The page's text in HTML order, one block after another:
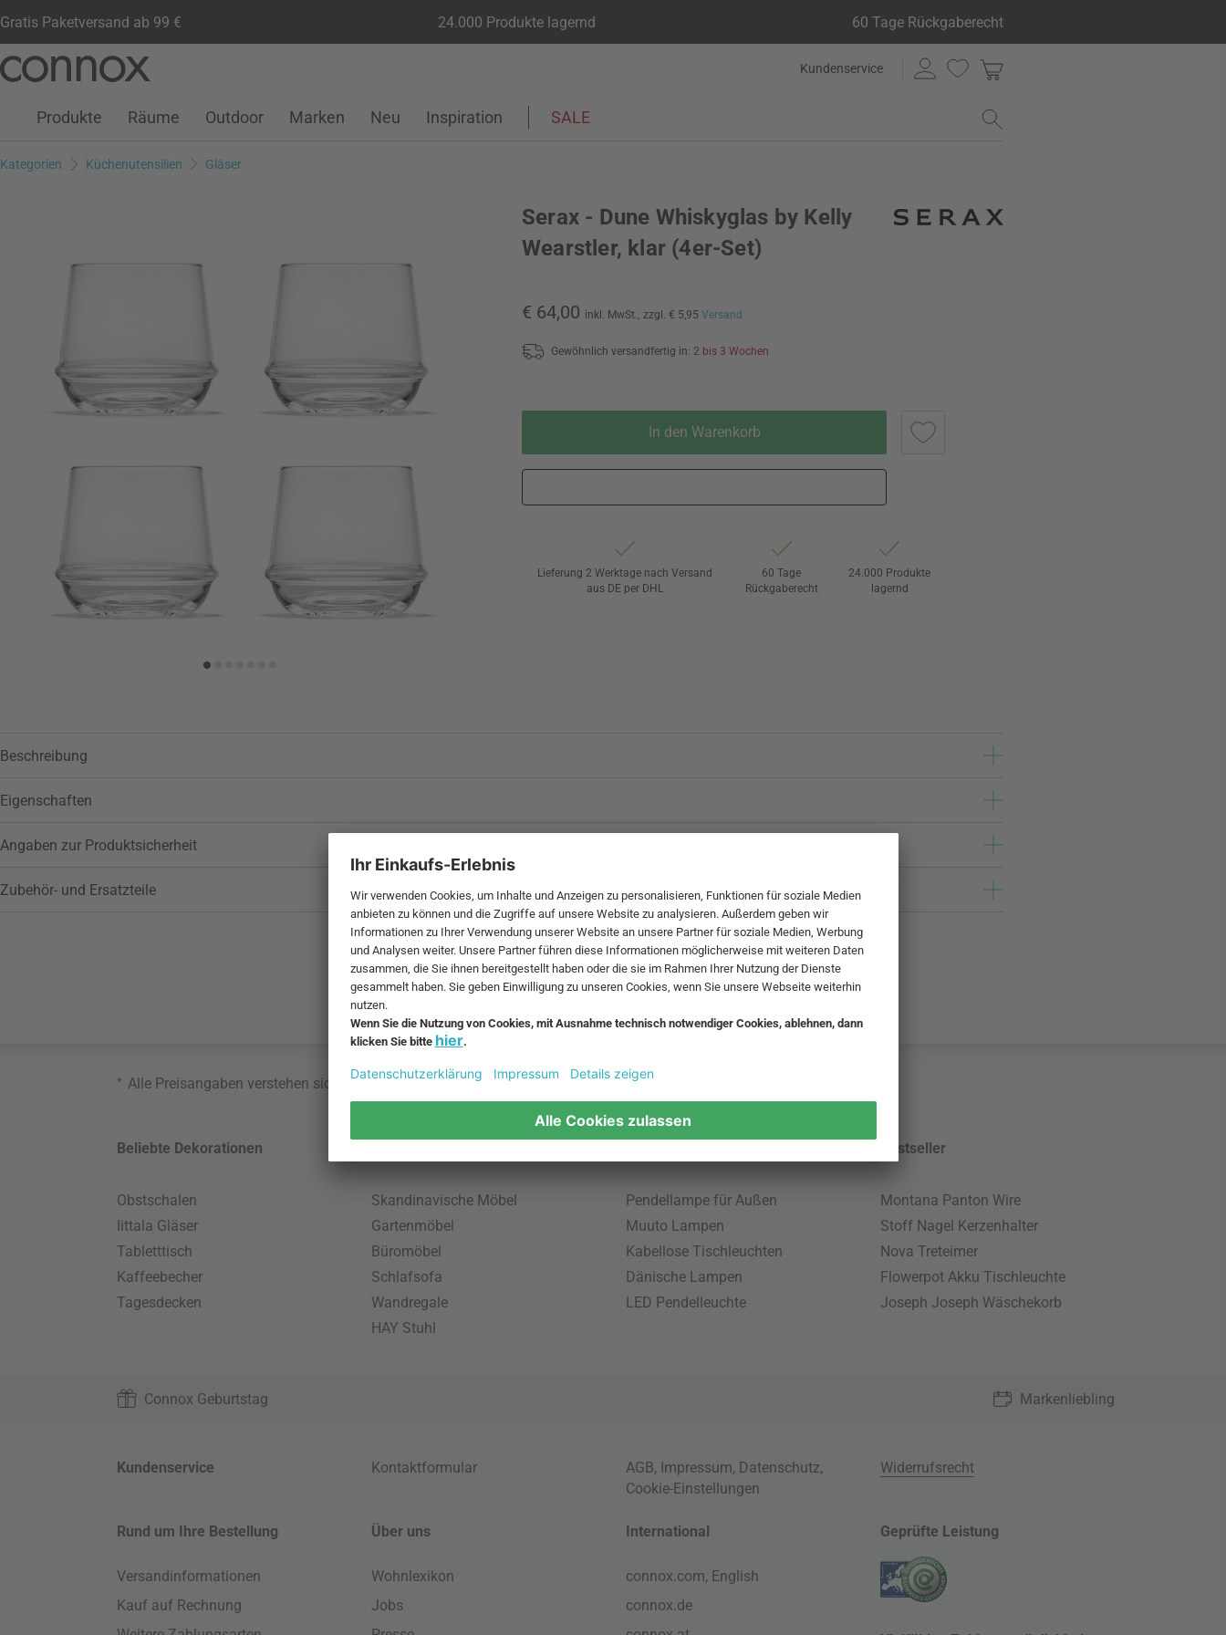
Gratis Paketversand ab 99 € 24.000 Produkte lagernd 60 Tage Rückgaberecht
Seiteninhalt
Suchfeld
Kundenservice
Kundenkonto
Wunschliste
Warenkorb
Produkte Räume Outdoor Marken Neu Inspiration SALE
Kategorien Küchenutensilien Gläser
Serax - Dune Whiskyglas by Kelly
Wearstler, klar (4er-Set)
€ 64,00 inkl. MwSt., zzgl. € 5,95 Versand
Gewöhnlich versandfertig in: 2 bis 3 Wochen
In den Warenkorb
Lieferung 2 Werktage nach Versand
aus DE per DHL
60 Tage
Rückgaberecht
24.000 Produkte
lagernd
Beschreibung
Eigenschaften
Angaben zur Produktsicherheit
Zubehör- und Ersatzteile
* Alle Preisangaben verstehen sich inklusive MwSt. und zzgl.Versandkosten.
Beliebte Dekorationen
Obstschalen
Iittala Gläser
Tabletttisch
Kaffeebecher
Tagesdecken
Skandinavische Möbel
Gartenmöbel
Büromöbel
Schlafsofa
Wandregale
HAY Stuhl
Pendellampe für Außen
Muuto Lampen
Kabellose Tischleuchten
Dänische Lampen
LED Pendelleuchte
Bestseller
Montana Panton Wire
Stoff Nagel Kerzenhalter
Nova Treteimer
Flowerpot Akku Tischleuchte
Joseph Joseph Wäschekorb
Connox Geburtstag Markenliebling
Kundenservice Kontaktformular AGB, Impressum, Datenschutz,
Cookie-Einstellungen
Widerrufsrecht
Rund um Ihre Bestellung
Versandinformationen
Kauf auf Rechnung
Über uns
Wohnlexikon
Jobs
International
connox.com, English
connox.de
Geprüfte Leistung